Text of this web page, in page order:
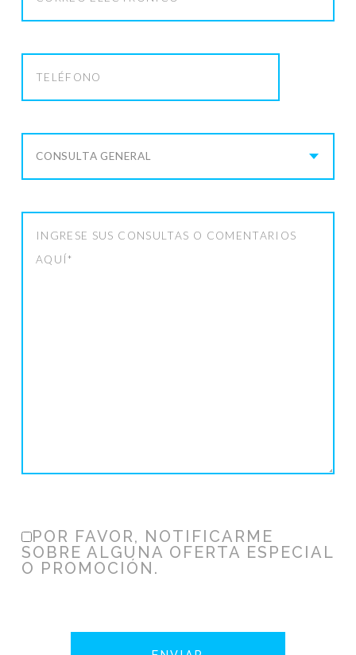
CONSULTA GENERAL
POR FAVOR, NOTIFICARME
SOBRE ALGUNA OFERTA ESPECIAL
O PROMOCIÓN.